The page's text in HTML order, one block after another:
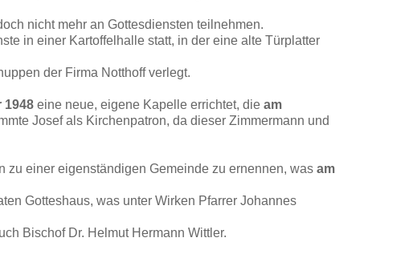
nicht mehr an Gottesdiensten teilnehmen.
in einer Kartoffelhalle statt, in der eine alte Türplatter
der Firma Notthoff verlegt.
1948 eine neue, eigene Kapelle errichtet, die am
Josef als Kirchenpatron, da dieser Zimmermann und
zu einer eigenständigen Gemeinde zu ernennen, was am
Gotteshaus, was unter Wirken Pfarrer Johannes
Bischof Dr. Helmut Hermann Wittler.